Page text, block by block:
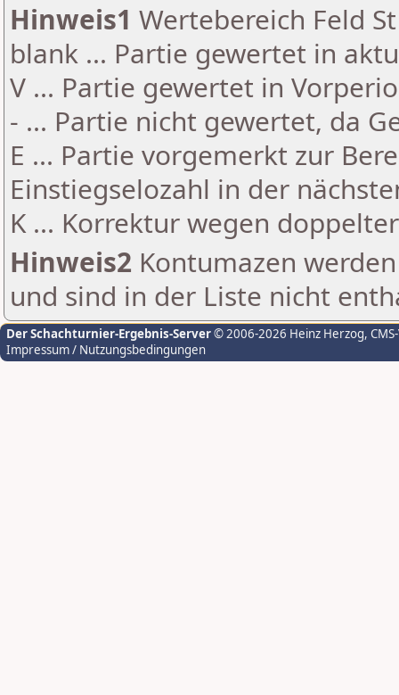
Hinweis1 Wertebereich Feld
blank ... Partie gewertet in
V ... Partie gewertet in
- ... Partie nicht gewertet, da
E ... Partie vorgemerkt zur
Einstiegselozahl in der
K ... Korrektur wegen
Hinweis2 Kontumazen
und sind in der Liste nicht
Der Schachturnier-Ergebnis-Server© 2006-2026 Heinz Herzog,
Impressum / Nutzungsbedingungen